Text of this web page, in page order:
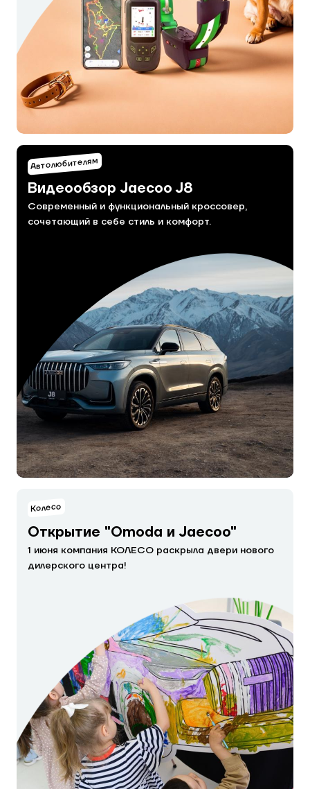
Автолюбителям
Видеообзор Jaecoo J8
Современный и функциональный кроссовер,
сочетающий в себе стиль и комфорт.
Колесо
Открытие "Omoda и Jaecoo"
1 июня компания КОЛЕСО раскрыла двери нового
дилерского центра!